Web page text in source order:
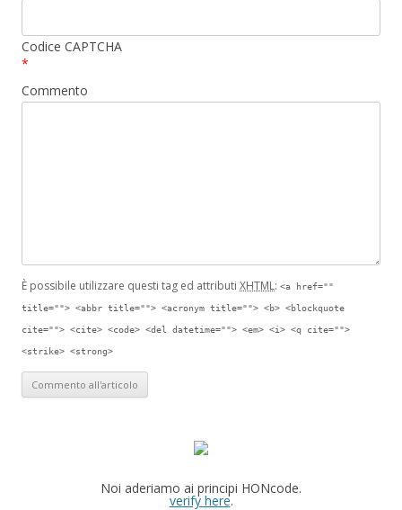
Codice CAPTCHA
*
Commento
È possibile utilizzare questi tag ed attributi XHTML: <a href=""
title=""> <abbr title=""> <acronym title=""> <b> <blockquote
cite=""> <cite> <code> <del datetime=""> <em> <i> <q cite="">
<strike> <strong>
Noi aderiamo ai principi HONcode.
verify here.